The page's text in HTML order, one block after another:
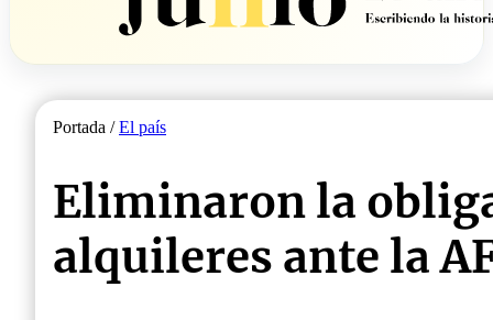
Portada /El país
Eliminaron la
alquileres ante la